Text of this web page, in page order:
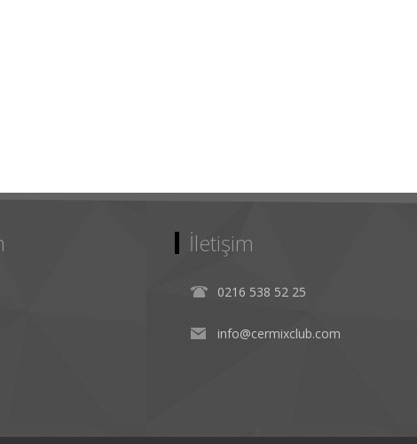
İletişim
0216 538 52 25
info@cermixclub.com